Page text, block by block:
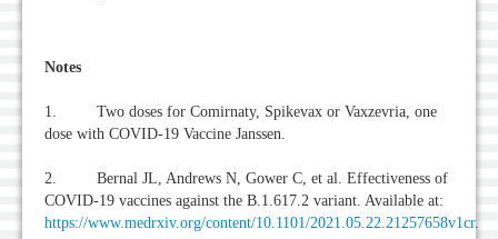
Notes
1. Two doses for Comirnaty, Spikevax or Vaxzevria, one
dose with COVID-19 Vaccine Janssen.
2. Bernal JL, Andrews N, Gower C, et al. Effectiveness of
COVID-19 vaccines against the B.1.617.2 variant. Available at:
https://www.medrxiv.org/content/10.1101/2021.05.22.21257658v1cr.